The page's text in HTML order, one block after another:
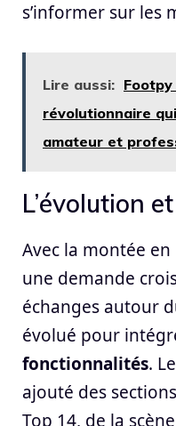
s’informer sur les
Lire aussi:
révolutionnaire
amateur et
L’évolution
Avec la montée en
une demande
échanges autour
évolué pour
fonctionnalités.
ajouté des
Top 14, de la